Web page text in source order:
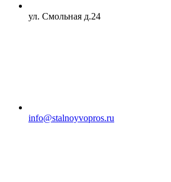
ул. Смольная д.24
info@stalnoyvopros.ru